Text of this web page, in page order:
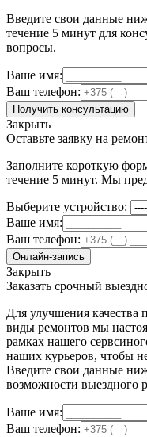
Введите свои данные
течение 5 минут для
вопросы.
Ваше имя:
Ваш телефон:
Получить консультацию
Закрыть
Оставьте заявку на
Заполните короткую
течение 5 минут. Мы
Выберите устройство:
Ваше имя:
Ваш телефон:
Онлайн-запись
Закрыть
Заказать срочный
Для улучшения качества
виды ремонтов мы
рамках нашего
наших курьеров, чтобы
Введите свои данные
возможности выездного
Ваше имя:
Ваш телефон: